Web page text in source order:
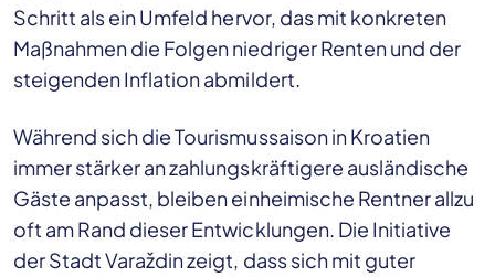
Schritt als ein Umfeld hervor, das mit konkreten
Maßnahmen die Folgen niedriger Renten und der
steigenden Inflation abmildert.
Während sich die Tourismussaison in Kroatien
immer stärker an zahlungskräftigere ausländische
Gäste anpasst, bleiben einheimische Rentner allzu
oft am Rand dieser Entwicklungen. Die Initiative
der Stadt Varaždin zeigt, dass sich mit guter